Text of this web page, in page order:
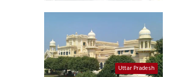
Uttar Pradesh